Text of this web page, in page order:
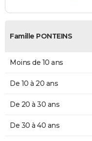
Famille PONTEINS
Moins de 10 ans
De 10 à 20 ans
De 20 à 30 ans
De 30 à 40 ans